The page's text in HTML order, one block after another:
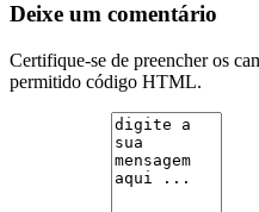
Deixe um comentário
Certifique-se de preencher os
permitido código HTML.